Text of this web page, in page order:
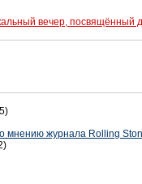
вечер,
мнению журнала Rolling